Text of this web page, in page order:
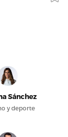
Sánchez
y deporte